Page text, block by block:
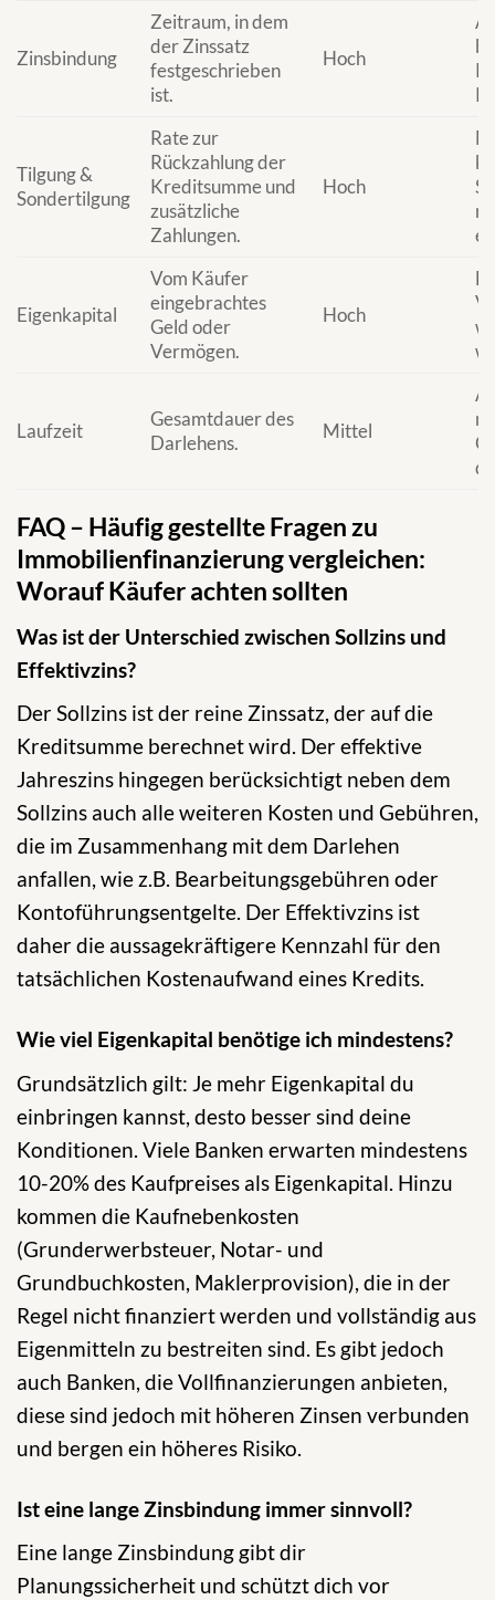
Zinsbindung
Zeitraum, in dem
der Zinssatz
festgeschrieben
ist.
Hoch
Tilgung &
Sondertilgung
Rate zur
Rückzahlung der
Kreditsumme und
zusätzliche
Zahlungen.
Hoch
Eigenkapital
Vom Käufer
eingebrachtes
Geld oder
Vermögen.
Hoch
Laufzeit
Gesamtdauer des
Darlehens.
Mittel
FAQ – Häufig gestellte Fragen zu
Immobilienfinanzierung vergleichen:
Worauf Käufer achten sollten
Was ist der Unterschied zwischen Sollzins und
Effektivzins?
Der Sollzins ist der reine Zinssatz, der auf die
Kreditsumme berechnet wird. Der effektive
Jahreszins hingegen berücksichtigt neben dem
Sollzins auch alle weiteren Kosten und Gebühren,
die im Zusammenhang mit dem Darlehen
anfallen, wie z.B. Bearbeitungsgebühren oder
Kontoführungsentgelte. Der Effektivzins ist
daher die aussagekräftigere Kennzahl für den
tatsächlichen Kostenaufwand eines Kredits.
Wie viel Eigenkapital benötige ich mindestens?
Grundsätzlich gilt: Je mehr Eigenkapital du
einbringen kannst, desto besser sind deine
Konditionen. Viele Banken erwarten mindestens
10-20% des Kaufpreises als Eigenkapital. Hinzu
kommen die Kaufnebenkosten
(Grunderwerbsteuer, Notar- und
Grundbuchkosten, Maklerprovision), die in der
Regel nicht finanziert werden und vollständig aus
Eigenmitteln zu bestreiten sind. Es gibt jedoch
auch Banken, die Vollfinanzierungen anbieten,
diese sind jedoch mit höheren Zinsen verbunden
und bergen ein höheres Risiko.
Ist eine lange Zinsbindung immer sinnvoll?
Eine lange Zinsbindung gibt dir
Planungssicherheit und schützt dich vor